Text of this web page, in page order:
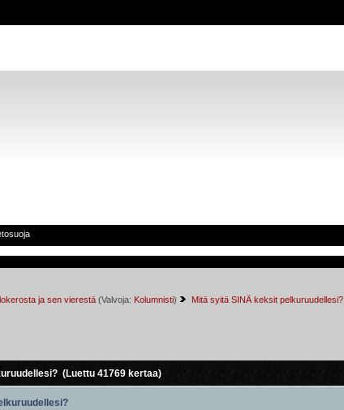
ja sen vierestä (Valvoja: Kolumnisti) Mitä syitä SINÄ keksit pelkuruudellesi?
(Luettu 41769 kertaa)